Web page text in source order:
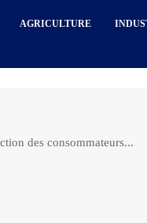
AGRICULTURE
des consommateurs...